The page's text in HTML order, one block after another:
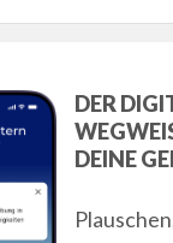
DER
DEINE